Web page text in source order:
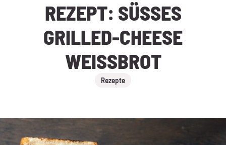
REZEPT: SÜSSES G
RILLED-CHEESE W
EISSBROT
Rezepte